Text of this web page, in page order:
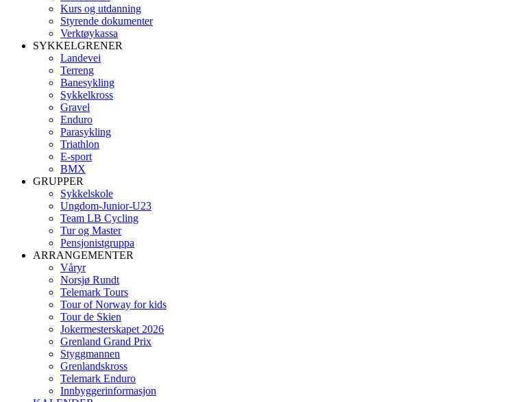
Kurs og utdanning
Styrende dokumenter
Verktøykassa
SYKKELGRENER
Landevei
Terreng
Banesykling
Sykkelkross
Gravel
Enduro
Parasykling
Triathlon
E-sport
BMX
GRUPPER
Sykkelskole
Ungdom-Junior-U23
Team LB Cycling
Tur og Master
Pensjonistgruppa
ARRANGEMENTER
Våryr
Norsjø Rundt
Telemark Tours
Tour of Norway for kids
Tour de Skien
Jokermesterskapet 2026
Grenland Grand Prix
Styggmannen
Grenlandskross
Telemark Enduro
Innbyggerinformasjon